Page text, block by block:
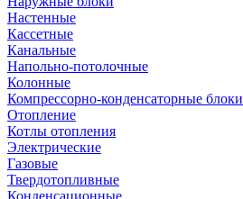
Настенные
Кассетные
Канальные
Напольно-потолочные
Колонные
Компрессорно-конденсаторные блоки
Отопление
Котлы отопления
Электрические
Газовые
Твердотопливные
Конденсационные